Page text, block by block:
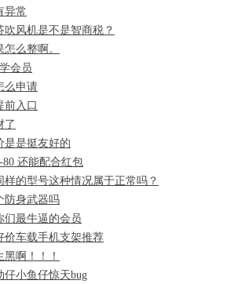
异常
吹风机是不是智商税？
么整啊。
会员
么申请
前入口
了
是是挺友好的
80 还能配合红包
样的型号这种情况属于正常吗？
防身武器吗
们最牛逼的会员
价车载手机支架推荐
啊！！！
仔小鱼仔惊天bug